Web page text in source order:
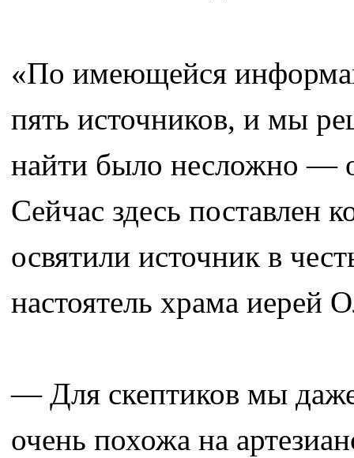
«По имеющейся
пять источников, и мы
найти было несложно —
Сейчас здесь поставлен
освятили источник в
настоятель храма иерей
— Для скептиков мы
очень похожа на